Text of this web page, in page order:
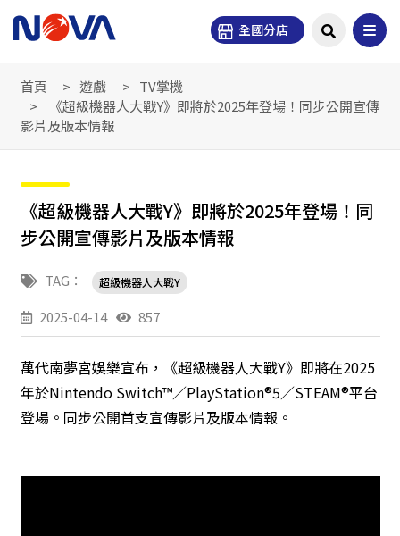
全國分店
首頁 遊戲
TV掌機
《超級機器人大戰Y》即將於2025年登場！同步公開宣傳
影片及版本情報
《超級機器人大戰Y》即將於2025年登場！同
步公開宣傳影片及版本情報
TAG： 超級機器人大戰Y
2025-04-14 857
萬代南夢宮娛樂宣布，《超級機器人大戰Y》即將在2025
年於Nintendo Switch™／PlayStation®5／STEAM®平台
登場。同步公開首支宣傳影片及版本情報。